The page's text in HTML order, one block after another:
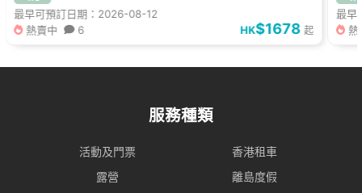
最早可預訂日期：2026-08-12
熱賣中
6 HK$1678 起
最早
服務種類
活動及門票
香港租車
露營
離島度假